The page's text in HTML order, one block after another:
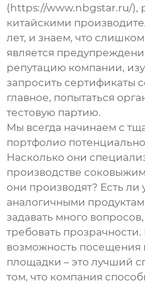
(https://www.nbgstar.ru/),
китайскими
лет, и знаем, что
является
репутацию компании,
запросить сертификаты
главное, попытаться
тестовую партию.
Мы всегда начинаем с
портфолио
Насколько они
производстве
они производят? Есть ли
аналогичными
задавать много
требовать
возможность посещения
площадки – это лучший
том, что компания